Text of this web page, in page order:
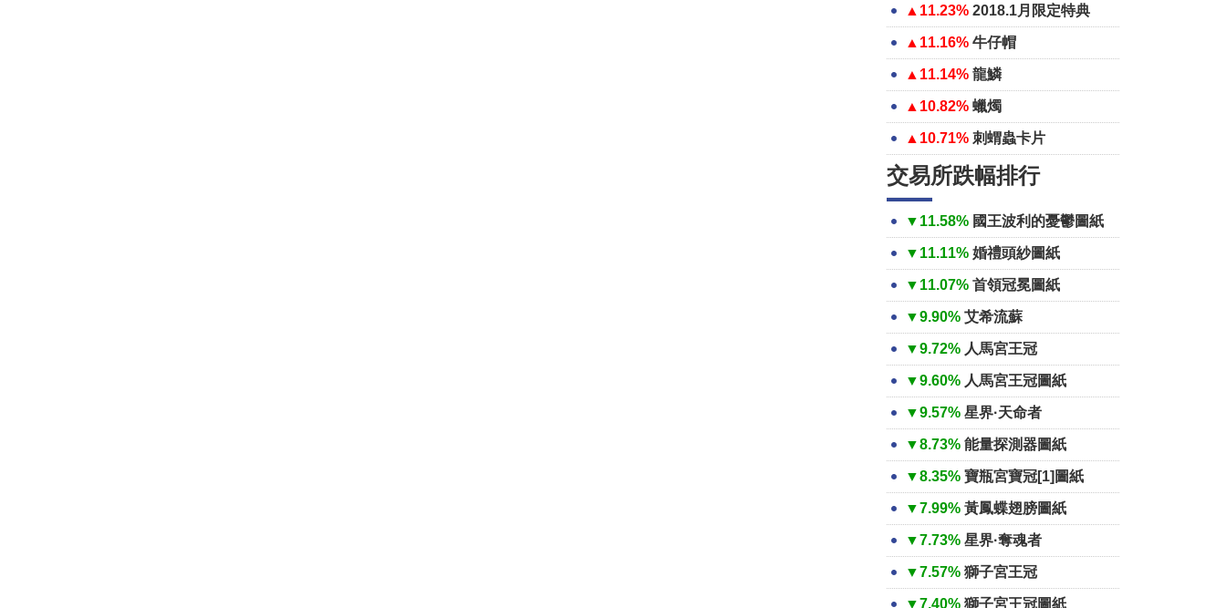
▲11.23% 2018.1月限定特典
▲11.16% 牛仔帽
▲11.14% 龍鱗
▲10.82% 蠟燭
▲10.71% 刺蝟蟲卡片
交易所跌幅排行
▼11.58% 國王波利的憂鬱圖紙
▼11.11% 婚禮頭紗圖紙
▼11.07% 首領冠冕圖紙
▼9.90% 艾希流蘇
▼9.72% 人馬宮王冠
▼9.60% 人馬宮王冠圖紙
▼9.57% 星界·天命者
▼8.73% 能量探測器圖紙
▼8.35% 寶瓶宮寶冠[1]圖紙
▼7.99% 黃鳳蝶翅膀圖紙
▼7.73% 星界·奪魂者
▼7.57% 獅子宮王冠
▼7.40% 獅子宮王冠圖紙